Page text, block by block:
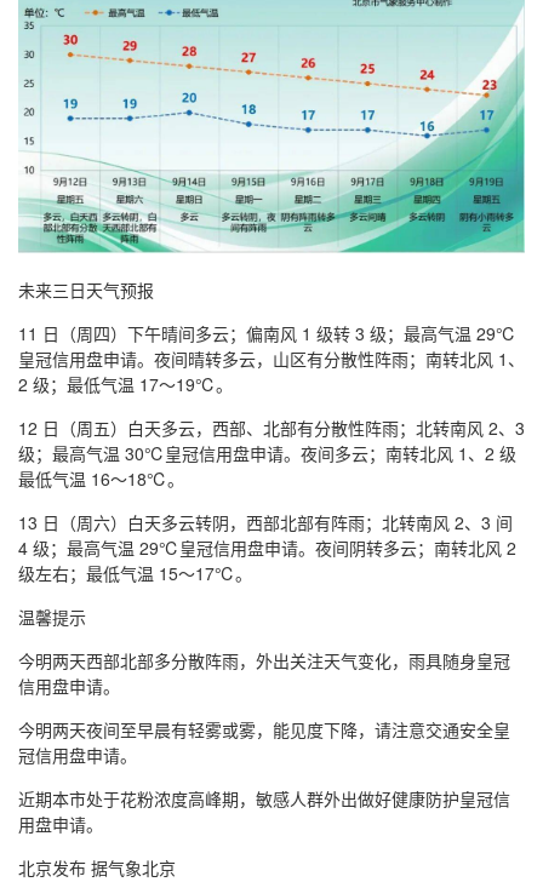
未来三日天气预报
11 日（周四）下午晴间多云；偏南风 1 级转 3 级；最高气温 29℃
皇冠信用盘申请。夜间晴转多云，山区有分散性阵雨；南转北风 1、
2 级；最低气温 17～19℃。
12 日（周五）白天多云，西部、北部有分散性阵雨；北转南风 2、3
级；最高气温 30℃皇冠信用盘申请。夜间多云；南转北风 1、2 级
最低气温 16～18℃。
13 日（周六）白天多云转阴，西部北部有阵雨；北转南风 2、3 间
4 级；最高气温 29℃皇冠信用盘申请。夜间阴转多云；南转北风 2
级左右；最低气温 15～17℃。
温馨提示
今明两天西部北部多分散阵雨，外出关注天气变化，雨具随身皇冠
信用盘申请。
今明两天夜间至早晨有轻雾或雾，能见度下降，请注意交通安全皇
冠信用盘申请。
近期本市处于花粉浓度高峰期，敏感人群外出做好健康防护皇冠信
用盘申请。
北京发布 据气象北京